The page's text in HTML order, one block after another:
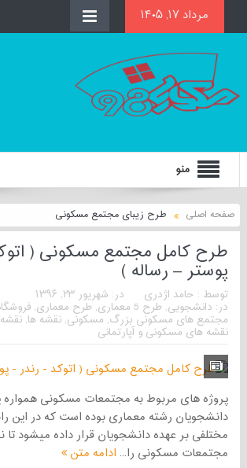
مرداد ۱۷, ۱۴۰۵
منو
صفحه اصلی طرح زیبای مجتمع مسکونی
طرح کامل مجتمع مسکونی (
پوستر – رساله )
توسط : حامد اژدری در: شهریور ۲۳, ۱۳۹۶
در: دانشجویی, طرح 5 معماری , طرح معماری,
مجتمع های مسکونی بزرگ, مسکونی, نقشه ها,
نقشه های مسکونی و آپارتمانی
پروژه های مربوط به مجتمعات مسکونی همواره
دانشجویان رشته معماری بوده است که در این
مختلفی بر عهده دانشجویان قرار داده میشود تا
مجتمعات مسکونی را... ادامه متن